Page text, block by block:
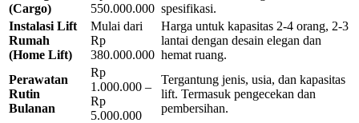
(Cargo)
550.000.000 spesifikasi.
Instalasi Lift
Rumah
(Home Lift)
Mulai dari
Rp
380.000.000
Harga untuk kapasitas 2-4 orang, 2-3
lantai dengan desain elegan dan
hemat ruang.
Perawatan
Rutin
Bulanan
Rp
1.000.000 –
Rp
5.000.000
Tergantung jenis, usia, dan kapasitas
lift. Termasuk pengecekan dan
pembersihan.